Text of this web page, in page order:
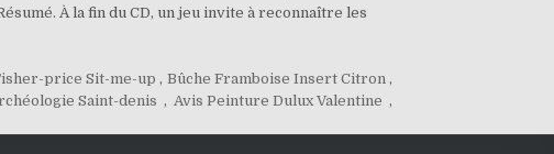
Résumé. À la fin du CD, un jeu invite à reconnaître les
price Sit-me-up , Bûche Framboise Insert Citron ,
Saint-denis , Avis Peinture Dulux Valentine ,